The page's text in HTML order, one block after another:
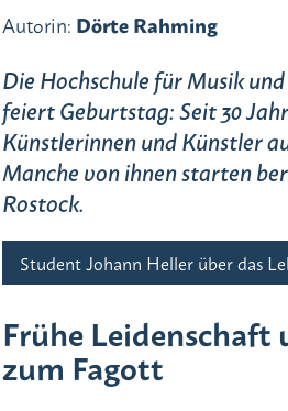
Autorin: Dörte Rahming
Die Hochschule für Musik
feiert Geburtstag: Seit 30
Künstlerinnen und Künstler
Manche von ihnen starten
Rostock.
Student Johann Heller über das
Frühe Leidenschaft
zum Fagott